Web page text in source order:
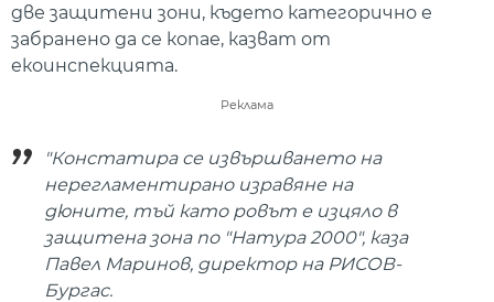
две защитени зони, където категорично е
забранено да се копае, казват от
екоинспекцията.
Реклама
"Констатира се извършването на
нерегламентирано изравяне на
дюните, тъй като ровът е изцяло в
защитена зона по "Натура 2000", каза
Павел Маринов, директор на РИСОВ-
Бургас.